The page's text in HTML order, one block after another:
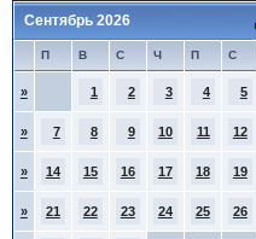
Сентябрь 2026
П В С Ч П С
» 1 2 3 4 5
» 7 8 9 10 11 12
» 14 15 16 17 18 19
» 21 22 23 24 25 26